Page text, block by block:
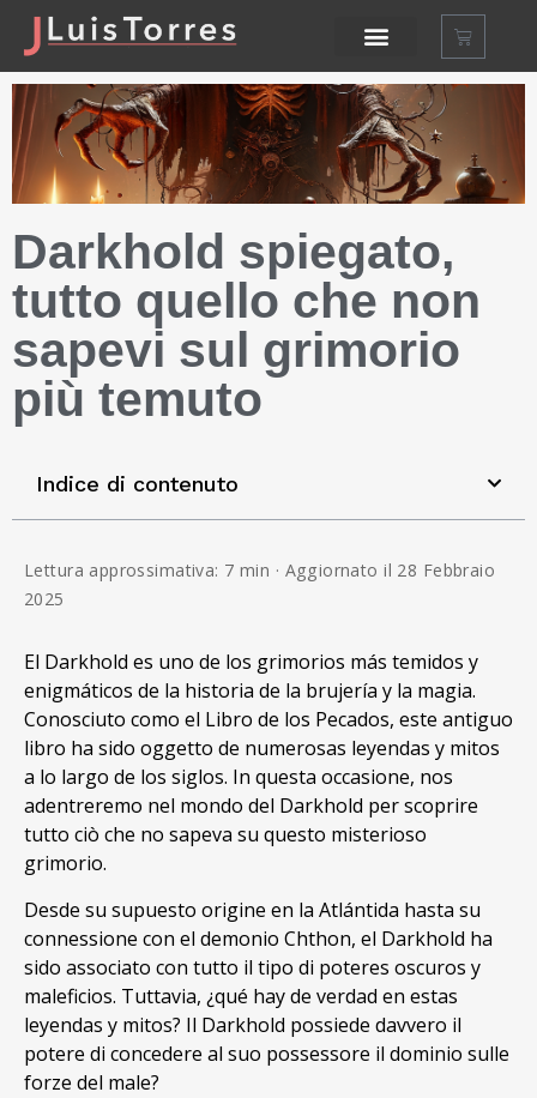
Darkhold spiegato,
tutto quello che non
sapevi sul grimorio
più temuto
Indice di contenuto
Lettura approssimativa: 7 min · Aggiornato il 28 Febbraio
2025
El Darkhold es uno de los grimorios más temidos y
enigmáticos de la historia de la brujería y la magia.
Conosciuto como el Libro de los Pecados, este antiguo
libro ha sido oggetto de numerosas leyendas y mitos
a lo largo de los siglos. In questa occasione, nos
adentreremo nel mondo del Darkhold per scoprire
tutto ciò che no sapeva su questo misterioso
grimorio.
Desde su supuesto origine en la Atlántida hasta su
connessione con el demonio Chthon, el Darkhold ha
sido associato con tutto il tipo di poteres oscuros y
maleficios. Tuttavia, ¿qué hay de verdad en estas
leyendas y mitos? Il Darkhold possiede davvero il
potere di concedere al suo possessore il dominio sulle
forze del male?